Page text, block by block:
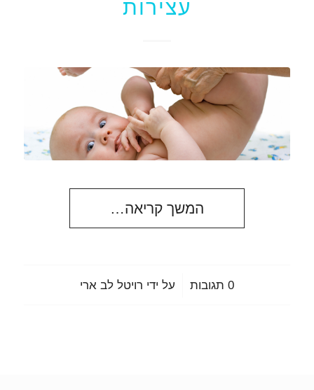
עצירות
המשך קריאה…
0 תגובות
/ על ידי רויטל לב ארי